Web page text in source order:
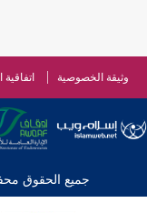
وثيقة الخصوصية اتفاقية
جميع الحقوق محفوظة © 2026 - 1998